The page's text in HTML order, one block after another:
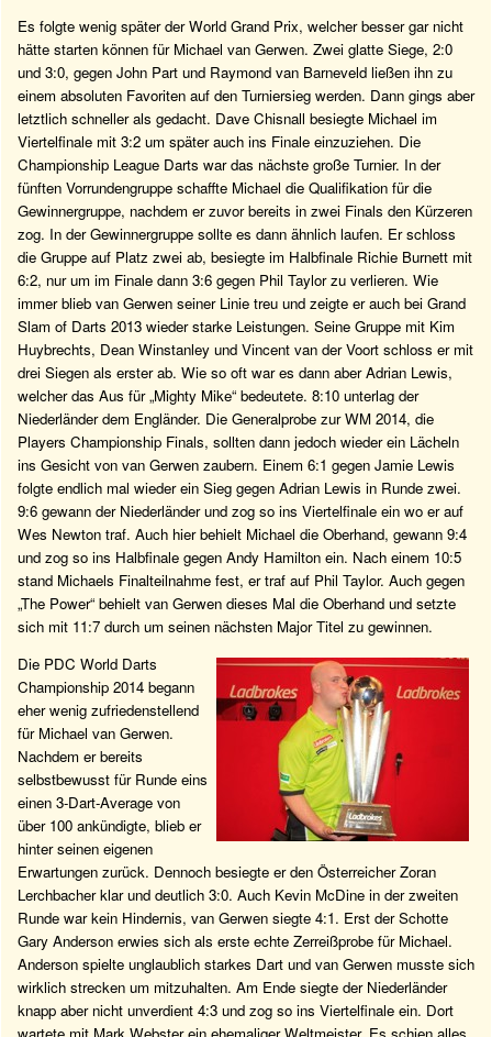
Es folgte wenig später der World Grand Prix, welcher besser gar nicht
hätte starten können für Michael van Gerwen. Zwei glatte Siege, 2:0
und 3:0, gegen John Part und Raymond van Barneveld ließen ihn zu
einem absoluten Favoriten auf den Turniersieg werden. Dann gings aber
letztlich schneller als gedacht. Dave Chisnall besiegte Michael im
Viertelfinale mit 3:2 um später auch ins Finale einzuziehen. Die
Championship League Darts war das nächste große Turnier. In der
fünften Vorrundengruppe schaffte Michael die Qualifikation für die
Gewinnergruppe, nachdem er zuvor bereits in zwei Finals den Kürzeren
zog. In der Gewinnergruppe sollte es dann ähnlich laufen. Er schloss
die Gruppe auf Platz zwei ab, besiegte im Halbfinale Richie Burnett mit
6:2, nur um im Finale dann 3:6 gegen Phil Taylor zu verlieren. Wie
immer blieb van Gerwen seiner Linie treu und zeigte er auch bei Grand
Slam of Darts 2013 wieder starke Leistungen. Seine Gruppe mit Kim
Huybrechts, Dean Winstanley und Vincent van der Voort schloss er mit
drei Siegen als erster ab. Wie so oft war es dann aber Adrian Lewis,
welcher das Aus für „Mighty Mike“ bedeutete. 8:10 unterlag der
Niederländer dem Engländer. Die Generalprobe zur WM 2014, die
Players Championship Finals, sollten dann jedoch wieder ein Lächeln
ins Gesicht von van Gerwen zaubern. Einem 6:1 gegen Jamie Lewis
folgte endlich mal wieder ein Sieg gegen Adrian Lewis in Runde zwei.
9:6 gewann der Niederländer und zog so ins Viertelfinale ein wo er auf
Wes Newton traf. Auch hier behielt Michael die Oberhand, gewann 9:4
und zog so ins Halbfinale gegen Andy Hamilton ein. Nach einem 10:5
stand Michaels Finalteilnahme fest, er traf auf Phil Taylor. Auch gegen
„The Power“ behielt van Gerwen dieses Mal die Oberhand und setzte
sich mit 11:7 durch um seinen nächsten Major Titel zu gewinnen.
Die PDC World Darts
Championship 2014 begann
eher wenig zufriedenstellend
für Michael van Gerwen.
Nachdem er bereits
selbstbewusst für Runde eins
einen 3-Dart-Average von
über 100 ankündigte, blieb er
hinter seinen eigenen
Erwartungen zurück. Dennoch besiegte er den Österreicher Zoran
Lerchbacher klar und deutlich 3:0. Auch Kevin McDine in der zweiten
Runde war kein Hindernis, van Gerwen siegte 4:1. Erst der Schotte
Gary Anderson erwies sich als erste echte Zerreißprobe für Michael.
Anderson spielte unglaublich starkes Dart und van Gerwen musste sich
wirklich strecken um mitzuhalten. Am Ende siegte der Niederländer
knapp aber nicht unverdient 4:3 und zog so ins Viertelfinale ein. Dort